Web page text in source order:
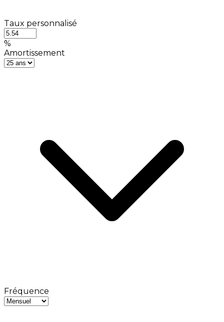
Taux personnalisé
%
Amortissement
Fréquence